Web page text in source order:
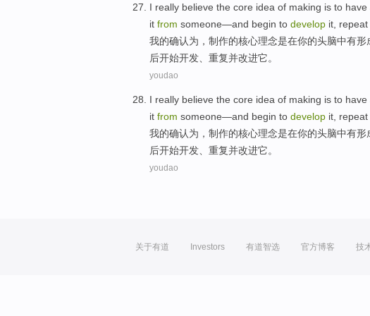
I really believe the core idea of making is to have
it from someone—and begin to develop it repeat
我的确认为 ， 制作的核心理念是在你的头脑中有形
后开始开发 重复并改进它。
youdao
I really believe the core idea of making is to have
it from someone—and begin to develop it repeat
我的确认为 ， 制作的核心理念是在你的头脑中有形
后开始开发 重复并改进它。
youdao
关于有道 Investors 有道智选 官方博客 技